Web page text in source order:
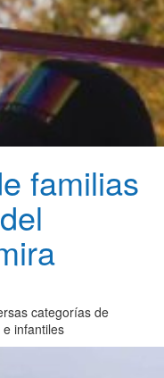
familias
categorías de
infantiles